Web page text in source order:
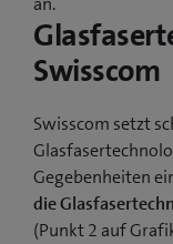
Swisscom
Swisscom setzt
Gegebenheiten
die
(Punkt 2 auf